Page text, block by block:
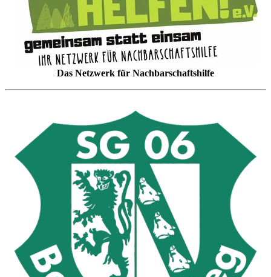
Das Netzwerk für Nachbarschaftshilfe